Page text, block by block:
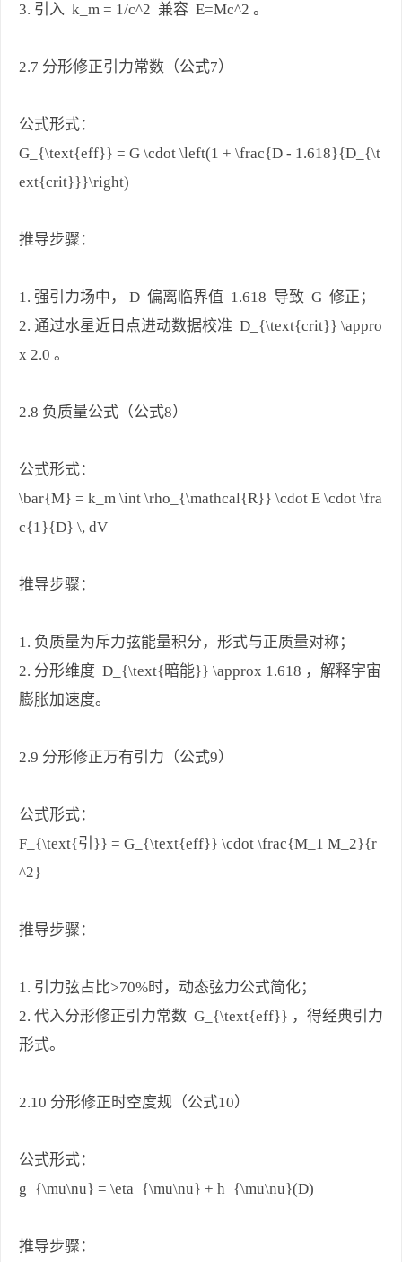
3. 引入 k_m = 1/c^2 兼容 E=Mc^2 。
2.7 分形修正引力常数（公式7）
公式形式：
G_{\text{eff}} = G \cdot \left(1 + \frac{D - 1.618}{D_{\t
ext{crit}}}\right)
推导步骤：
1. 强引力场中， D 偏离临界值 1.618 导致 G 修正；
2. 通过水星近日点进动数据校准 D_{\text{crit}} \appro
x 2.0 。
2.8 负质量公式（公式8）
公式形式：
\bar{M} = k_m \int \rho_{\mathcal{R}} \cdot E \cdot \fra
c{1}{D} \, dV
推导步骤：
1. 负质量为斥力弦能量积分，形式与正质量对称；
2. 分形维度 D_{\text{暗能}} \approx 1.618 ，解释宇宙
膨胀加速度。
2.9 分形修正万有引力（公式9）
公式形式：
F_{\text{引}} = G_{\text{eff}} \cdot \frac{M_1 M_2}{r
^2}
推导步骤：
1. 引力弦占比>70%时，动态弦力公式简化；
2. 代入分形修正引力常数 G_{\text{eff}} ，得经典引力
形式。
2.10 分形修正时空度规（公式10）
公式形式：
g_{\mu\nu} = \eta_{\mu\nu} + h_{\mu\nu}(D)
推导步骤：